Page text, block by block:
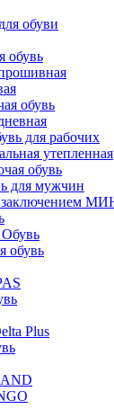
обуви
обувь
обувь
для рабочих
утепленная
обувь
для мужчин
заключением
обувь
Plus